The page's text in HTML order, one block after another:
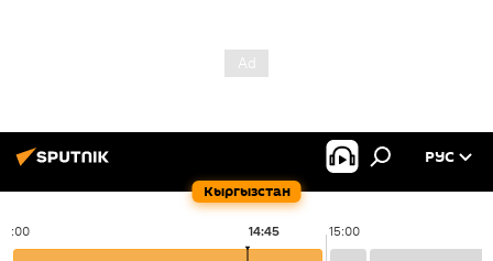
Кыргызстан
РУС
14:00 15:00
14:45